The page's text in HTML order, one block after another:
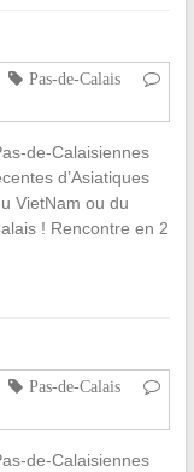
Pas-de-Calais
de-Calaisiennes
d’Asiatiques
VietNam ou du
! Rencontre en 2
Pas-de-Calais
de-Calaisiennes